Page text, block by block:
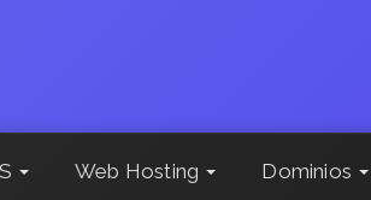
Web Hosting Dominios